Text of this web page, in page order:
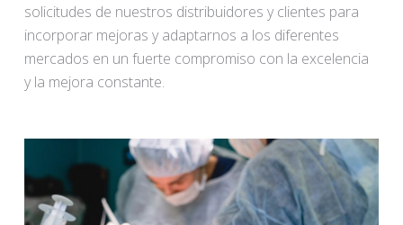
solicitudes de nuestros distribuidores y clientes para
incorporar mejoras y adaptarnos a los diferentes
mercados en un fuerte compromiso con la excelencia
y la mejora constante.